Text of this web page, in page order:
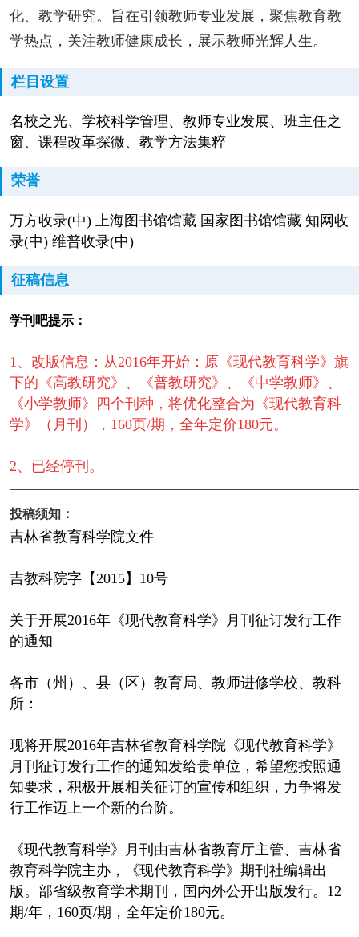
化、教学研究。旨在引领教师专业发展，聚焦教育教
学热点，关注教师健康成长，展示教师光辉人生。
栏目设置
名校之光、学校科学管理、教师专业发展、班主任之
窗、课程改革探微、教学方法集粹
荣誉
万方收录(中) 上海图书馆馆藏 国家图书馆馆藏 知网收
录(中) 维普收录(中)
征稿信息
学刊吧提示：
1、改版信息：从2016年开始：原《现代教育科学》旗
下的《高教研究》、《普教研究》、《中学教师》、
《小学教师》四个刊种，将优化整合为《现代教育科
学》（月刊），160页/期，全年定价180元。
2、已经停刊。
投稿须知：
吉林省教育科学院文件
吉教科院字【2015】10号
关于开展2016年《现代教育科学》月刊征订发行工作
的通知
各市（州）、县（区）教育局、教师进修学校、教科
所：
现将开展2016年吉林省教育科学院《现代教育科学》
月刊征订发行工作的通知发给贵单位，希望您按照通
知要求，积极开展相关征订的宣传和组织，力争将发
行工作迈上一个新的台阶。
《现代教育科学》月刊由吉林省教育厅主管、吉林省
教育科学院主办，《现代教育科学》期刊社编辑出
版。部省级教育学术期刊，国内外公开出版发行。12
期/年，160页/期，全年定价180元。